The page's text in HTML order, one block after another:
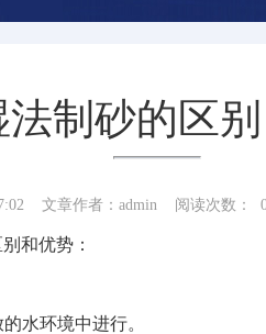
制砂的区
文章作者：admin 阅读次数：
和优势：
水环境中进行。